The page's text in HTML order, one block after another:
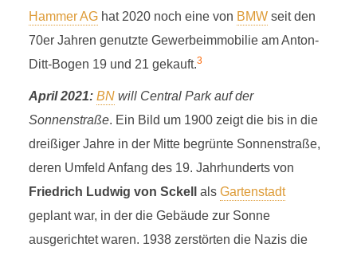
Hammer AGhat 2020 noch eine von BMWseit den
70er Jahren genutzte Gewerbeimmobilie am Anton-
Ditt-Bogen 19 und 21 gekauft.3
April 2021: BNwill Central Park auf der
Sonnenstraße. Ein Bild um 1900 zeigt die bis in die
dreißiger Jahre in der Mitte begrünte Sonnenstraße,
deren Umfeld Anfang des 19. Jahrhunderts von
Friedrich Ludwig von Sckell
als Gartenstadt
geplant war, in der die Gebäude zur Sonne
ausgerichtet waren. 1938 zerstörten die Nazis die